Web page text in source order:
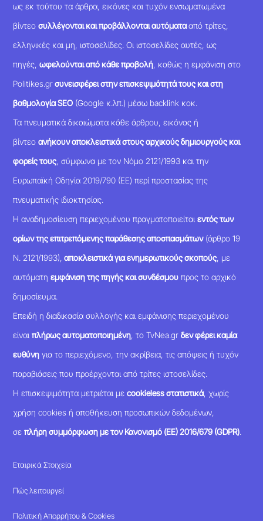
ως εκ τούτου τα άρθρα, εικόνες και τυχόν ενσωματωμένα
βίντεοσυλλέγονται και προβάλλονται αυτόματααπό τρίτες,
ελληνικές και μη, ιστοσελίδες. Οι ιστοσελίδες αυτές, ως
πηγές,ωφελούνται από κάθε προβολή , καθώς η εμφάνιση στο
Politikes.grσυνεισφέρει στην επισκεψιμότητά τους και στη
βαθμολογία SEO (Google κ.λπ.) μέσω backlink κοκ.
Τα πνευματικά δικαιώματα κάθε άρθρου, εικόνας ή
βίντεοανήκουν αποκλειστικά στους αρχικούς δημιουργούς και
φορείς τους , σύμφωνα με τον Νόμο 2121/1993 και την
Ευρωπαϊκή Οδηγία 2019/790 (ΕΕ) περί προστασίας της
πνευματικής ιδιοκτησίας.
Η αναδημοσίευση περιεχομένου πραγματοποιείταιεντός των
ορίων της επιτρεπόμενης παράθεσης αποσπασμάτων(άρθρο 19
Ν. 2121/1993), αποκλειστικά για ενημερωτικούς σκοπούς , με
αυτόματηεμφάνιση της πηγής και συνδέσμου προς το αρχικό
δημοσίευμα.
Επειδή η διαδικασία συλλογής και εμφάνισης περιεχομένου
είναιπλήρως αυτοματοποιημένη , το TvNea.grδεν φέρει καμία
ευθύνη για το περιεχόμενο, την ακρίβεια, τις απόψεις ή τυχόν
παραβιάσεις που προέρχονται από τρίτες ιστοσελίδες.
Η επισκεψιμότητα μετριέται μεcookieless στατιστικά, χωρίς
χρήση cookies ή αποθήκευση προσωπικών δεδομένων,
σεπλήρη συμμόρφωση με τον Κανονισμό (ΕΕ) 2016/679 (GDPR).
Εταιρικά Στοιχεία
Πώς λειτουργεί
Πολιτική Απορρήτου & Cookies